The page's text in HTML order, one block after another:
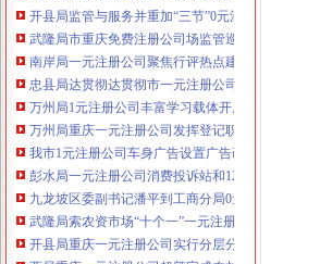
武隆局市重庆免费注册公司场监管巡查再添新举措
南岸局一元注册公司聚焦行评热点建立五大机制优
忠县局达贯彻达贯彻市一元注册公司委三届四次
万州局1元注册公司丰富学习载体开展七项调研活动
万州局重庆一元注册公司发挥登记职能支持企业融
我市1元注册公司车身广告设置广告画面将止上车窗
彭水局一元注册公司消费投诉站和12315联络站建
九龙坡区委副书记潘平到工商分局0元注册公司调
武隆局索农资市场“十个一”一元注册公司长效监管
开县局重庆一元注册公司实行分层分类培训模式着
酉局重庆一元注册公司超额完成农村经纪人培训计